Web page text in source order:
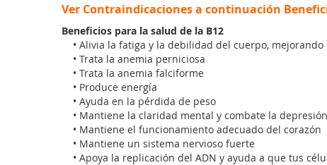
Ver Contraindicaciones a continuación
Beneficios para la salud de la B12
• Alivia la fatiga y la debilidad del cuerpo,
• Trata la anemia perniciosa
• Trata la anemia falciforme
• Produce energía
• Ayuda en la pérdida de peso
• Mantiene la claridad mental y combate la depresión
• Mantiene el funcionamiento adecuado del corazón
• Mantiene un sistema nervioso fuerte
• Apoya la replicación del ADN y ayuda a que tus